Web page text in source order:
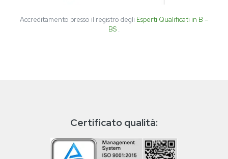
Accreditamento presso il registro degli Esperti Qualificati in B –
BS .
Certificato qualità: